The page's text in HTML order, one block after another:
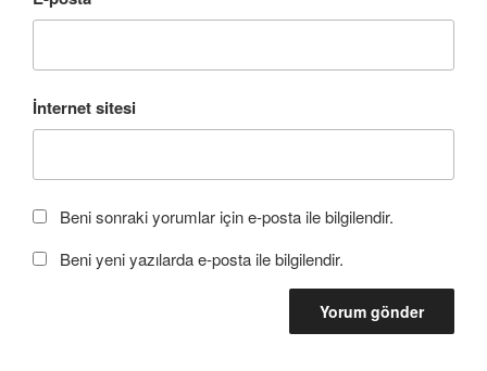
ç
ı
r
ı
İnternet sitesi
Beni sonraki yorumlar için e-posta ile bilgilendir.
Beni yeni yazılarda e-posta ile bilgilendir.